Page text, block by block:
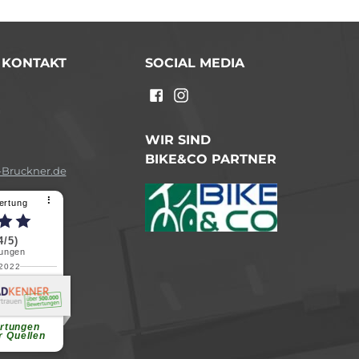
⠇
5)
Quellen
B.
SOCIAL MEDIA
WIR SIND
BIKE&CO PARTNER